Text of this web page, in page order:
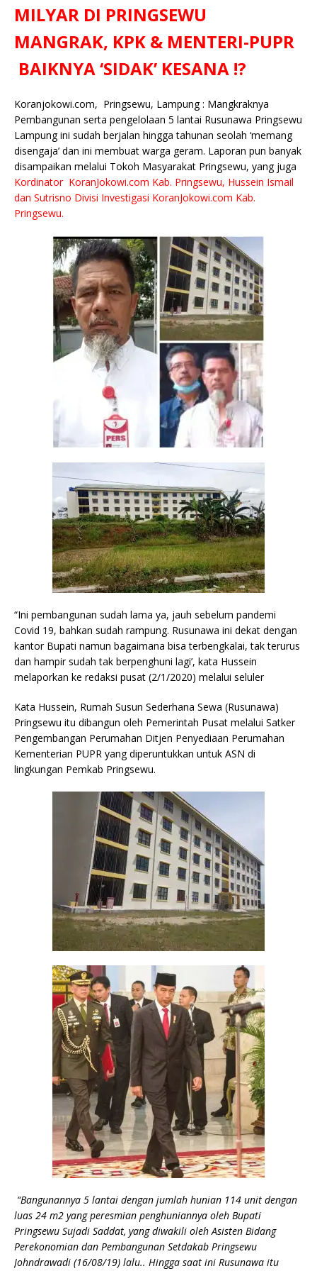
e
b
o
o
k
te
r
l s
A
p
p
y
Li
n
k
a
o e n
r
MILYAR DI PRINGSEWU
MANGRAK, KPK & MENTERI-PUPR
BAIKNYA ‘SIDAK’ KESANA !?
Koranjokowi.com, Pringsewu, Lampung : Mangkraknya
Pembangunan serta pengelolaan 5 lantai Rusunawa Pringsewu
Lampung ini sudah berjalan hingga tahunan seolah ‘memang
disengaja’ dan ini membuat warga geram. Laporan pun banyak
disampaikan melalui Tokoh Masyarakat Pringsewu, yang juga
Kordinator KoranJokowi.com Kab. Pringsewu, Hussein Ismail
dan Sutrisno Divisi Investigasi KoranJokowi.com Kab.
Pringsewu.
“Ini pembangunan sudah lama ya, jauh sebelum pandemi
Covid 19, bahkan sudah rampung. Rusunawa ini dekat dengan
kantor Bupati namun bagaimana bisa terbengkalai, tak terurus
dan hampir sudah tak berpenghuni lagi’, kata Hussein
melaporkan ke redaksi pusat (2/1/2020) melalui seluler
Kata Hussein, Rumah Susun Sederhana Sewa (Rusunawa)
Pringsewu itu dibangun oleh Pemerintah Pusat melalui Satker
Pengembangan Perumahan Ditjen Penyediaan Perumahan
Kementerian PUPR yang diperuntukkan untuk ASN di
lingkungan Pemkab Pringsewu.
“Bangunannya 5 lantai dengan jumlah hunian 114 unit dengan
luas 24 m2 yang peresmian penghuniannya oleh Bupati
Pringsewu Sujadi Saddat, yang diwakili oleh Asisten Bidang
Perekonomian dan Pembangunan Setdakab Pringsewu
Johndrawadi (16/08/19) lalu.. Hingga saat ini Rusunawa itu